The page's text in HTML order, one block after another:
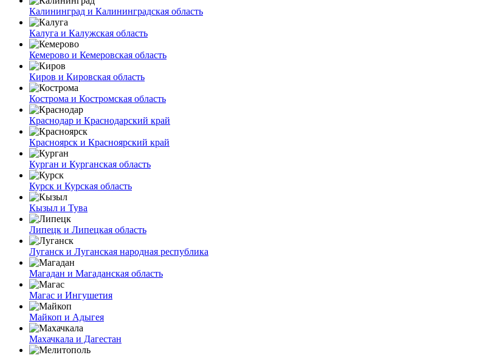
Калининград и Калининградская область
Калуга и Калужская область
Кемерово и Кемеровская область
Киров и Кировская область
Кострома и Костромская область
Краснодар и Краснодарский край
Красноярск и Красноярский край
Курган и Курганская область
Курск и Курская область
Кызыл и Тува
Липецк и Липецкая область
Луганск и Луганская народная республика
Магадан и Магаданская область
Магас и Ингушетия
Майкоп и Адыгея
Махачкала и Дагестан